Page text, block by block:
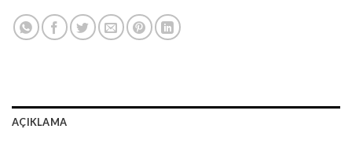
AÇIKLAMA